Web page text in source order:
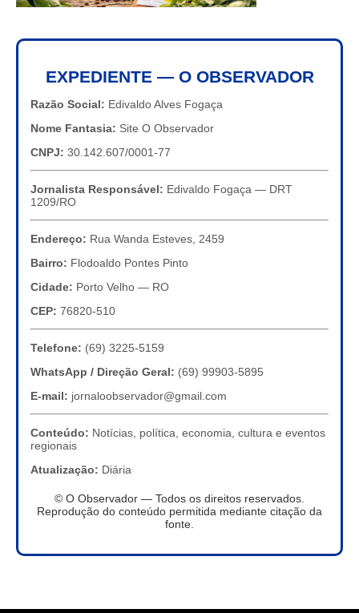
EXPEDIENTE — O OBSERVADOR
Razão Social: Edivaldo Alves Fogaça
Nome Fantasia: Site O Observador
CNPJ: 30.142.607/0001-77
Jornalista Responsável: Edivaldo Fogaça — DRT
1209/RO
Endereço: Rua Wanda Esteves, 2459
Bairro: Flodoaldo Pontes Pinto
Cidade: Porto Velho — RO
CEP: 76820-510
Telefone: (69) 3225-5159
WhatsApp / Direção Geral: (69) 99903-5895
E-mail: jornaloobservador@gmail.com
Conteúdo: Notícias, política, economia, cultura e eventos
regionais
Atualização: Diária
© O Observador — Todos os direitos reservados.
Reprodução do conteúdo permitida mediante citação da
fonte.